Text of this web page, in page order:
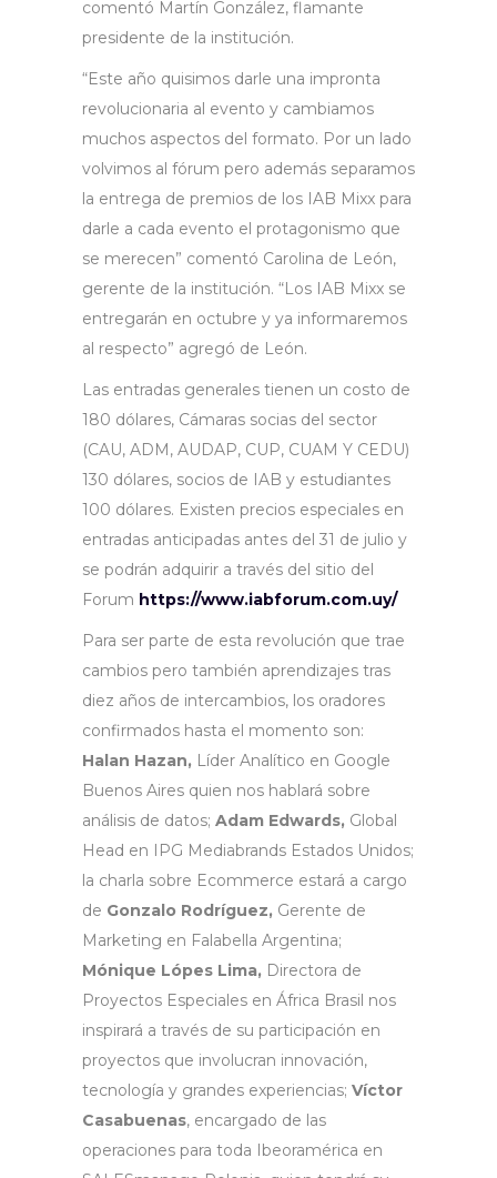
comentó Martín González, flamante
presidente de la institución.
“Este año quisimos darle una impronta
revolucionaria al evento y cambiamos
muchos aspectos del formato. Por un lado
volvimos al fórum pero además separamos
la entrega de premios de los IAB Mixx para
darle a cada evento el protagonismo que
se merecen” comentó Carolina de León,
gerente de la institución. “Los IAB Mixx se
entregarán en octubre y ya informaremos
al respecto” agregó de León.
Las entradas generales tienen un costo de
180 dólares, Cámaras socias del sector
(CAU, ADM, AUDAP, CUP, CUAM Y CEDU)
130 dólares, socios de IAB y estudiantes
100 dólares. Existen precios especiales en
entradas anticipadas antes del 31 de julio y
se podrán adquirir a través del sitio del
Forum https://www.iabforum.com.uy/
Para ser parte de esta revolución que trae
cambios pero también aprendizajes tras
diez años de intercambios, los oradores
confirmados hasta el momento son:
Halan Hazan, Líder Analítico en Google
Buenos Aires quien nos hablará sobre
análisis de datos; Adam Edwards, Global
Head en IPG Mediabrands Estados Unidos;
la charla sobre Ecommerce estará a cargo
de Gonzalo Rodríguez, Gerente de
Marketing en Falabella Argentina;
Mónique Lópes Lima, Directora de
Proyectos Especiales en África Brasil nos
inspirará a través de su participación en
proyectos que involucran innovación,
tecnología y grandes experiencias; Víctor
Casabuenas, encargado de las
operaciones para toda Ibeoramérica en